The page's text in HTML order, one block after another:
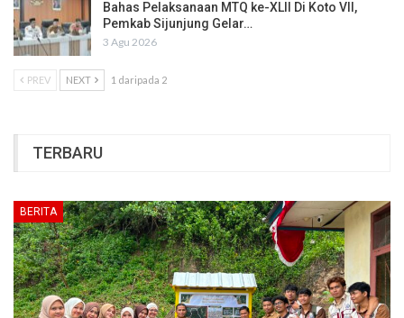
Bahas Pelaksanaan MTQ ke-XLII Di Koto VII,
Pemkab Sijunjung Gelar…
3 Agu 2026
PREV NEXT 1 daripada 2
TERBARU
BERITA